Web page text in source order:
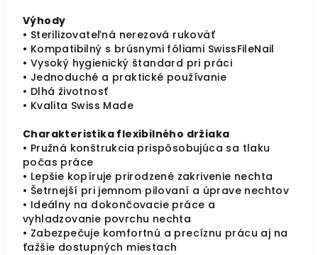
Výhody
• Sterilizovateľná nerezová rukoväť
• Kompatibilný s brúsnymi fóliami SwissFileNail
• Vysoký hygienický štandard pri práci
• Jednoduché a praktické používanie
• Dlhá životnosť
• Kvalita Swiss Made
Charakteristika flexibilného držiaka
• Pružná konštrukcia prispôsobujúca sa tlaku
počas práce
• Lepšie kopíruje prirodzené zakrivenie nechta
• Šetrnejší pri jemnom pilovaní a úprave nechtov
• Ideálny na dokončovacie práce a
vyhladzovanie povrchu nechta
• Zabezpečuje komfortnú a precíznu prácu aj na
ťažšie dostupných miestach